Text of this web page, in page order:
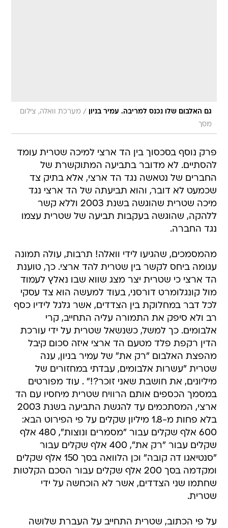
גם האלבום שלו נכנס למריבה. עמיר בניון / מערכת וואלה, צילום
מסך
פרק נוסף בסכסוך בין הד ארצי למיכה שטרית עומד
להסתיים. לא מדובר בתביעה המתוקשרת של
החברים של נטאשה נגד הד ארצי, אלא בתיק צד
שכמעט לא דובר, והוא תביעתה של הד ארצי נגד
מיכה שטרית שהוגשה בשנת 2003 וללא קשר
ללהקה, שהוגשה בעקבות תביעה של שטרית עצמו
נגד החברה.
מהמסמכים, שהגיעו לידי וואלה! תרבות, עולה תמונה
עגומה ביחס לקשר בין שטרית להד ארצי. כך, טוענת
הד ארצי כי שטרית יצר מצג שווא שבו נאלץ לעמוד
מול קונגלומרט דורסני, בעוד למעשה הוא צד עסקי
לכל דבר במחלוקת בין הצדדים, אשר גלגל לידיו כסף
רב ולא סיפק את התמורה עליה התחייב, קרי
אלבומים. כך למשל, כשנשאל שטרית על ידי עורכת
הדין רקפת פלד מטעם הד ארצי איזה סכום קיבל
מהפצת האלבום "רק את" של עמיר בניון, ענה
שטרית "עשרות אלבומים, עבדתי במחזורים של
מיליונים, את חושבת שאני זוכר?!" . עוד מפורטים
במסמך הכספים אותם הרוויח שטרית מיחסיו עם הד
ארצי, המסתכמים עד להגשת התביעה בשנת 2003
בלא פחות מ-1.8 מיליון שקלים על פי הפירוט הבא:
600 אלף שקלים עבור "מסמרים ונוצות", 480 אלף
שקלים עבור "רק את", 400 אלף שקלים עבור
"סנטיאגו דה קובה" וכן הלוואה בסך 150 אלף שקלים
ומקדמה בסך 200 אלף שקלים עבור הסכם הקלטות
שחתמו שני הצדדים, אשר לא הוכחשה על ידי
שטרית.
על פי הכתוב, שטרית התחייב על העברת שלושה